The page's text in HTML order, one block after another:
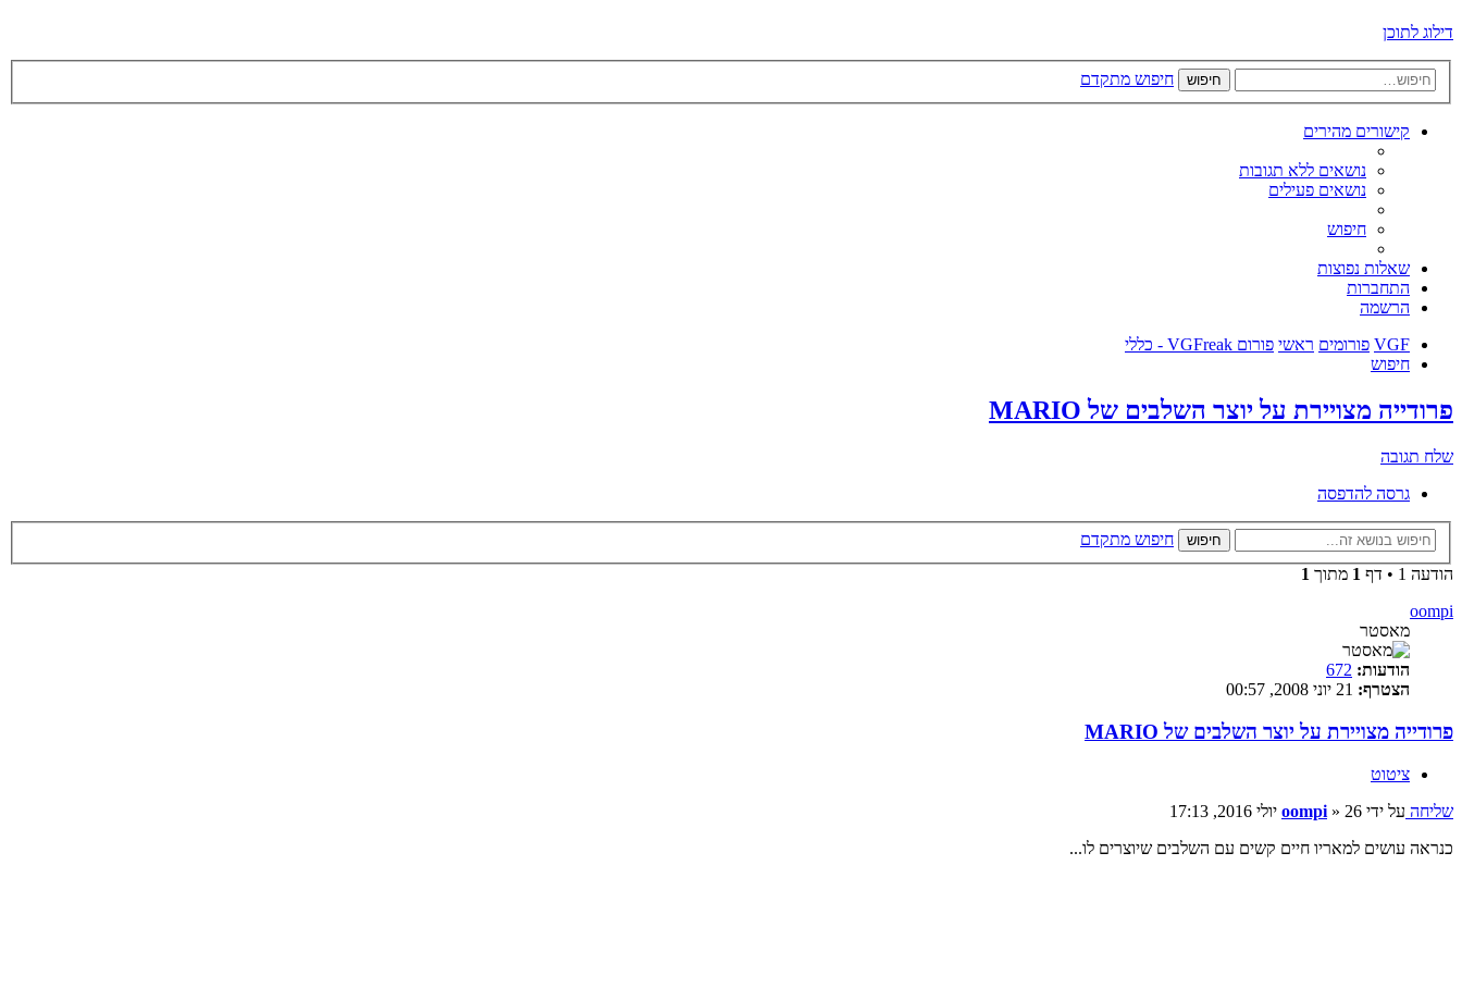
דילוג לתוכן
חיפוש חיפוש מתקדם
קישורים מהירים
נושאים ללא תגובות
נושאים פעילים
חיפוש
שאלות נפוצות
התחברות
הרשמה
VGF פורומים ראשי פורום VGFreak - כללי
חיפוש
פרודייה מצויירת על יוצר השלבים של MARIO
שלח תגובה
גרסה להדפסה
חיפוש
חיפוש מתקדם
הודעה 1 • דף
1 מתוך 1
oompi
מאסטר
הודעות: 672
הצטרף:
פרודייה מצויירת על יוצר השלבים של MARIO
ציטוט
שליחה על ידי oompi » 26 יולי 2016, 17:13
כנראה עושים למאריו חיים קשים עם השלבים שיוצרים לו...